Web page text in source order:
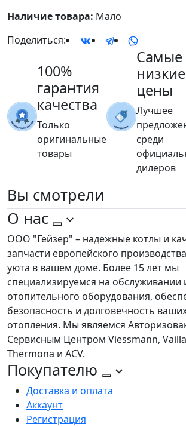
Наличие товара: Мало
Поделиться:
100%
гарантия
качества
Только
оригинальные
товары
Самые
низкие
цены
Лучшее
среди
дилеров
Вы смотрели
О нас
ООО "Гейзер" – надежные котлы и
запчасти европейского
уюта в вашем доме. Более 15 лет мы
специализируемся на обслуживании
отопительного оборудования,
безопасность и долговечность
отопления. Мы являемся
Сервисным Центром Viessmann,
Thermona и ACV.
Покупателю
Доставка и оплата
Аккаунт
Регистрация